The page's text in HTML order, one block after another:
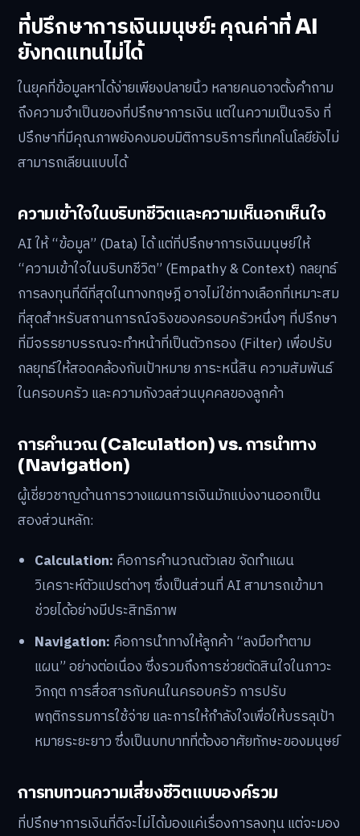
ที่ปรึกษาการเงินมนุษย์: คุณค่าที่ AI
ยังทดแทนไม่ได้
ในยุคที่ข้อมูลหาได้ง่ายเพียงปลายนิ้ว หลายคนอาจตั้งคำถาม
ถึงความจำเป็นของที่ปรึกษาการเงิน แต่ในความเป็นจริง ที่
ปรึกษาที่มีคุณภาพยังคงมอบมิติการบริการที่เทคโนโลยียังไม่
สามารถเลียนแบบได้
ความเข้าใจในบริบทชีวิตและความเห็นอกเห็นใจ
AI ให้ “ข้อมูล” (Data) ได้ แต่ที่ปรึกษาการเงินมนุษย์ให้
“ความเข้าใจในบริบทชีวิต” (Empathy & Context) กลยุทธ์
การลงทุนที่ดีที่สุดในทางทฤษฎี อาจไม่ใช่ทางเลือกที่เหมาะสม
ที่สุดสำหรับสถานการณ์จริงของครอบครัวหนึ่งๆ ที่ปรึกษา
ที่มีจรรยาบรรณจะทำหน้าที่เป็นตัวกรอง (Filter) เพื่อปรับ
กลยุทธ์ให้สอดคล้องกับเป้าหมาย ภาระหนี้สิน ความสัมพันธ์
ในครอบครัว และความกังวลส่วนบุคคลของลูกค้า
การคำนวณ (Calculation) vs. การนำทาง
(Navigation)
ผู้เชี่ยวชาญด้านการวางแผนการเงินมักแบ่งงานออกเป็น
สองส่วนหลัก:
Calculation: คือการคำนวณตัวเลข จัดทำแผน
วิเคราะห์ตัวแปรต่างๆ ซึ่งเป็นส่วนที่ AI สามารถเข้ามา
ช่วยได้อย่างมีประสิทธิภาพ
Navigation: คือการนำทางให้ลูกค้า “ลงมือทำตาม
แผน” อย่างต่อเนื่อง ซึ่งรวมถึงการช่วยตัดสินใจในภาวะ
วิกฤต การสื่อสารกับคนในครอบครัว การปรับ
พฤติกรรมการใช้จ่าย และการให้กำลังใจเพื่อให้บรรลุเป้า
หมายระยะยาว ซึ่งเป็นบทบาทที่ต้องอาศัยทักษะของมนุษย์
การทบทวนความเสี่ยงชีวิตแบบองค์รวม
ที่ปรึกษาการเงินที่ดีจะไม่ได้มองแค่เรื่องการลงทุน แต่จะมอง